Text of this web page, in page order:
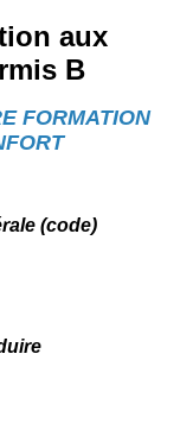
aux
B
FORMATION
RT
(code)